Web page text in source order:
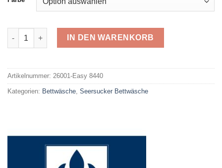
Irisette Seersucker Easy 8440 Menge
IN DEN WARENKORB
Artikelnummer: 26001-Easy 8440
Kategorien: Bettwäsche Seersucker Bettwäsche